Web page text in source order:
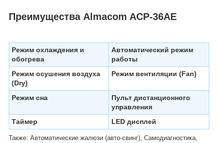
Преимущества Almacom ACP-36AE
Режим охлаждения и
обогрева
Автоматический режим
работы
Режим осушения воздуха
(Dry)
Режим вентиляции (Fan)
Режим сна
Пульт дистанционного
управления
Таймер
LED дисплей
Также: Автоматические жалюзи (авто-свинг), Самодиагностика,